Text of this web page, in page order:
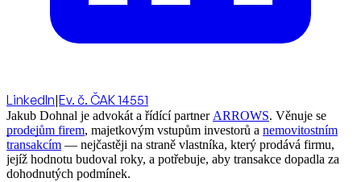
LinkedIn|Ev. č. ČAK 14551
Jakub Dohnal je advokát a řídící partner ARROWS. Věnuje se
prodejům firem, majetkovým vstupům investorů a nemovitostním
transakcím — nejčastěji na straně vlastníka, který prodává firmu,
jejíž hodnotu budoval roky, a potřebuje, aby transakce dopadla za
dohodnutých podmínek.